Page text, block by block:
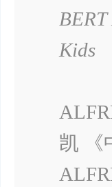
Kids
凯 《